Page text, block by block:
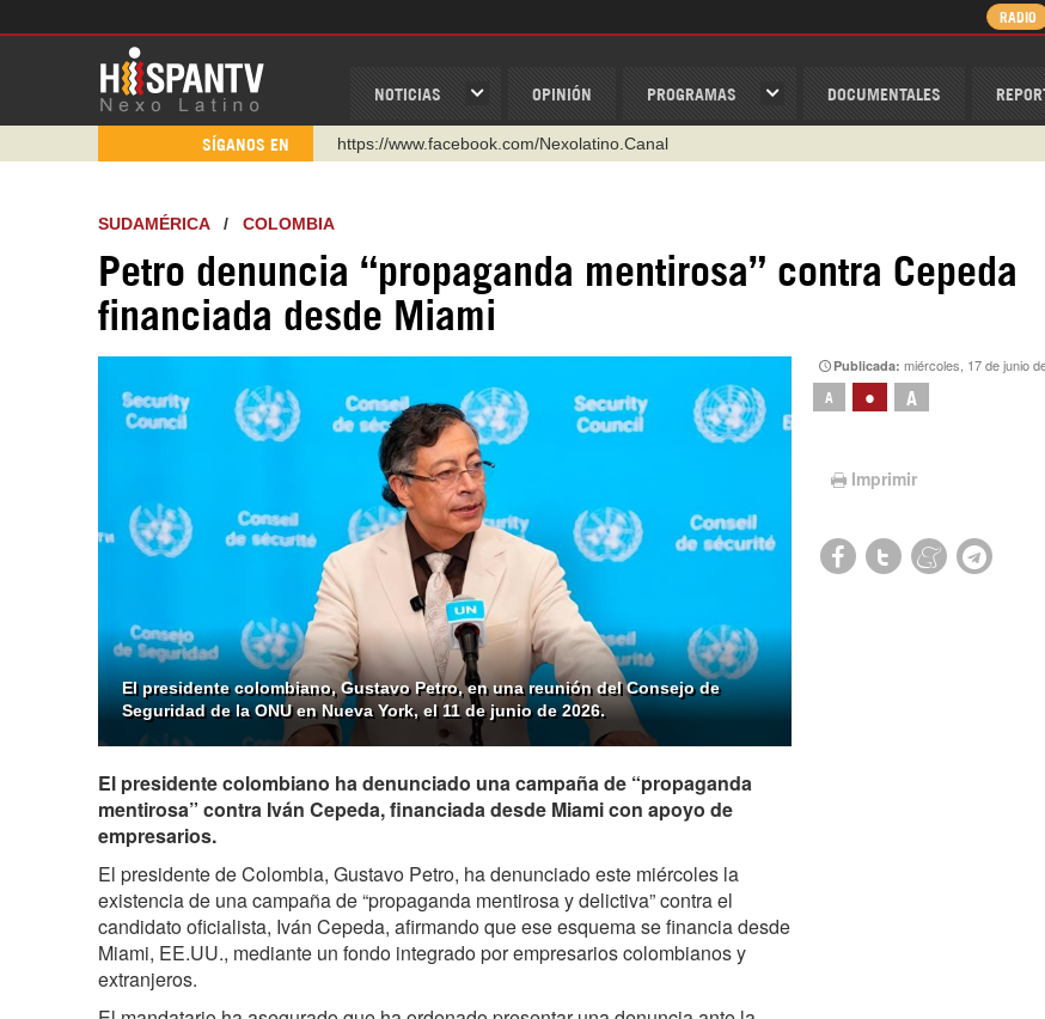
NOTICIAS OPINIÓN PROGRAMAS DOCUMENTALES
RADIO
SÍGANOS EN
https://www.youtube.com/@nexo_latino
WhatsApp y Viber: +98 921 79 29 404
Instagram como: hispan_tv
https://www.facebook.com/Nexolatino.Canal
SUDAMÉRICA/ COLOMBIA
Petro denuncia “propaganda mentirosa” contra Cepeda
financiada desde Miami
El presidente colombiano, Gustavo Petro, en una reunión del Consejo de
Seguridad de la ONU en Nueva York, el 11 de junio de 2026.
Publicada:miércoles, 17 de junio
A • A
Imprimir
El presidente colombiano ha denunciado una campaña de “propaganda
mentirosa” contra Iván Cepeda, financiada desde Miami con apoyo de
empresarios.
El presidente de Colombia, Gustavo Petro, ha denunciado este miércoles la
existencia de una campaña de “propaganda mentirosa y delictiva” contra el
candidato oficialista, Iván Cepeda, afirmando que ese esquema se financia desde
Miami, EE.UU., mediante un fondo integrado por empresarios colombianos y
extranjeros.